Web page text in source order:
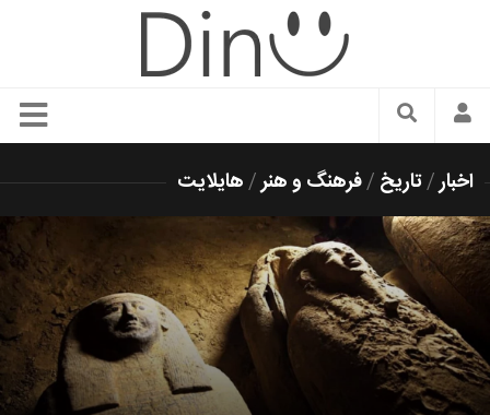
سبک زندگی
زیبایی و آرایش
شیک پوشی
دکوراسیون و چیدمان
غذا
رستوران گردی
اخبار/تاریخ /فرهنگ و هنر/هایلایت